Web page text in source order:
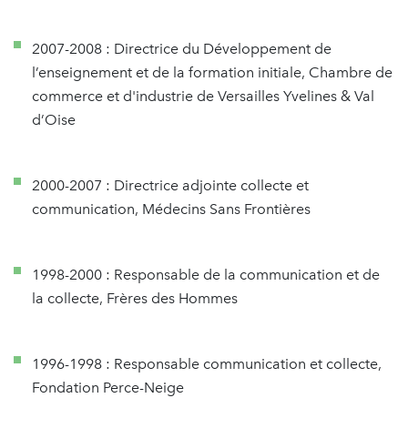
2007-2008 : Directrice du Développement de
l’enseignement et de la formation initiale, Chambre de
commerce et d'industrie de Versailles Yvelines & Val
d’Oise
2000-2007 : Directrice adjointe collecte et
communication, Médecins Sans Frontières
1998-2000 : Responsable de la communication et de
la collecte, Frères des Hommes
1996-1998 : Responsable communication et collecte,
Fondation Perce-Neige